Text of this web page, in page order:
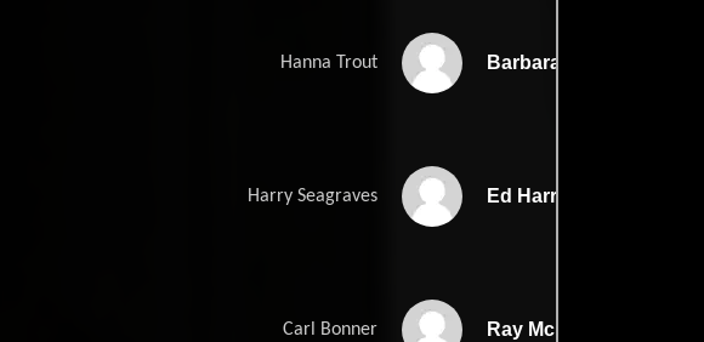
Hanna Trout Barbara Hershey
Harry Seagraves Ed Harris
Carl Bonner Ray McKinnon